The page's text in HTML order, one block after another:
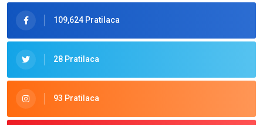
109,624 Pratilaca
28 Pratilaca
93 Pratilaca